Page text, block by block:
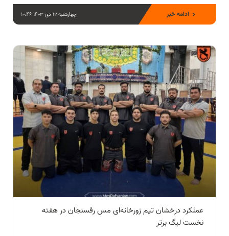
چهارشنبه 12 دی 1403 10:46 ادامه خبر
عملکرد درخشان تیم زورخانه‌ای مس رفسنجان در هفته
نخست لیگ برتر